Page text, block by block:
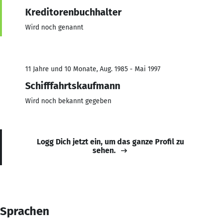
Kreditorenbuchhalter
Wird noch genannt
11 Jahre und 10 Monate, Aug. 1985 - Mai 1997
Schifffahrtskaufmann
Wird noch bekannt gegeben
Logg Dich jetzt ein, um das ganze Profil zu
sehen.
Sprachen